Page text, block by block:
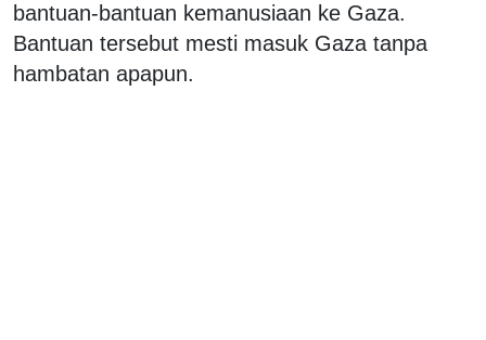
bantuan-bantuan kemanusiaan ke Gaza.
Bantuan tersebut mesti masuk Gaza tanpa
hambatan apapun.